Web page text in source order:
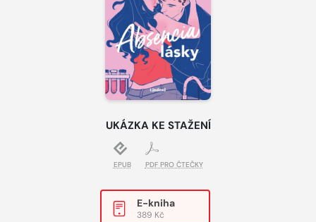
UKÁZKA KE STAŽENÍ
EPUB PDF PRO ČTEČKY
E-kniha
389 Kč